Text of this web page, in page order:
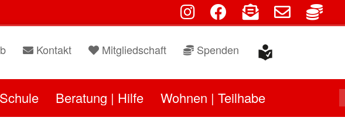
fab fa-instagramfab fa-facebook
fas fa-envelope-
far fa- fas
Kontakt Mitgliedschaft Spenden
Beratung | Hilfe Wohnen | Teilhabe